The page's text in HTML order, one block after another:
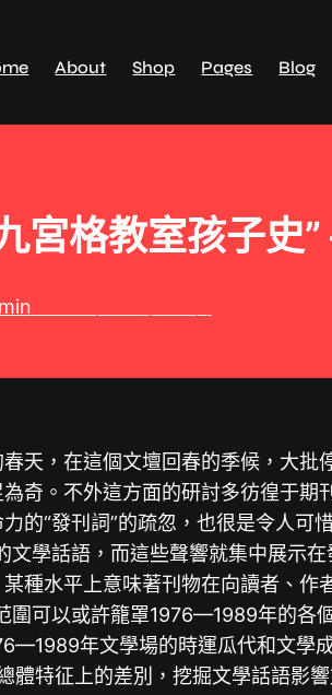
About Shop Pages Blog
宮格教室孩子史
天，在這個文壇回春的季候，大
奇。不外這方面的研討多彷徨于
的“發刊詞”的疏忽，也很是令人可
學話語，而這些聲響就集中展示
種水平上意味著刊物在向讀者、作
可以或許籠罩1976—1989年的各
年文學場的時運瓜代和文
特征上的差別，挖掘文學話語影